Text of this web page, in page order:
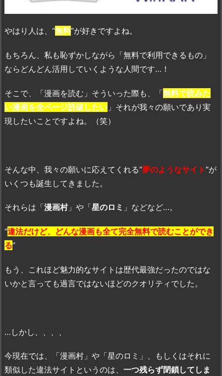
やはり人は、“無料”が好きですよね。
もちろん、私も恥ずかしながら「無料で利用できるもの」
ならどんどん活用していくような人間です…！
そこで、「漫画を読む」そういった際も、「無料で読みた
い漫画を全ページ読破したい 」それが我々の願いであり実
現したいことですよね。（笑）
そんな中、我々の願いに応えてくれる“夢のようなサイト”が
いくつも誕生してきました。
それらは「漫画村」や「星のロミ 」などなど…。
“違法だけど、どんな漫画も全て完全無料で読むことができ
る”
もう、これほど魅力的なサイトは歴代最強だったのではな
いかと言っても過言ではないほどのクオリティでした。
…しかし、、、、
今現在では、「漫画村」や「星のロミ」、もしくはそれに
類似した違法サイトというのは、 一つ残らず閉鎖してしま